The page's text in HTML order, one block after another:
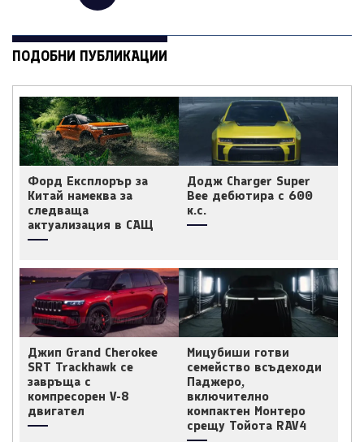
ПОДОБНИ ПУБЛИКАЦИИ
Форд Експлорър за
Китай намеква за
следваща
актуализация в САЩ
Додж Charger Super
Bee дебютира с 600
к.с.
Джип Grand Cherokee
SRT Trackhawk се
завръща с
компресорен V-8
двигател
Мицубиши готви
семейство всъдеходи
Паджеро,
включително
компактен Монтеро
срещу Тойота RAV4